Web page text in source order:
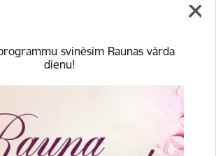
svinēsim Raunas vārda
dienu!